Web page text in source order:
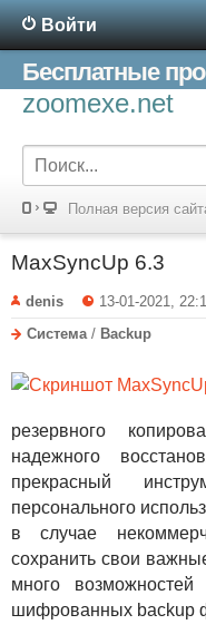
Войти
Бесплатные
zoomexe.net
Полная версия
MaxSyncUp 6.3
denis 13-01-2021,
Система / Backup
резервного
надежного
прекрасный
персонального
в случае
сохранить свои
много
шифрованных backup